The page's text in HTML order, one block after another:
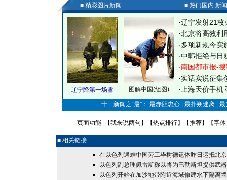
■ 精彩图片新闻 ■ 热门国内 新
辽宁降第一场雪 图解中国(组图)
·辽宁发射21枚
·北京将高效利
·多项新规今实
·中韩拒绝与日
·南国都市报-
·实话实说征集
· 上海天价手
十一新闻之“最”： 最赤胆忠心 | 最扑朔迷离 |
页面功能 【我来说两句 】【热点排行】【推荐】【字体
■ 相关链接
在以色列遇难中国劳工毕树德遗体昨日运抵北京
以色列副总理佩雷斯称以将为巴勒斯坦提供武器
以色列开始在加沙地带附近海域修建水下隔离墙